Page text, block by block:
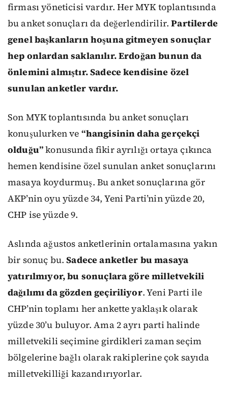
firması yöneticisi vardır. Her MYK toplantısında
bu anket sonuçları da değerlendirilir.Partilerde
genel başkanların hoşuna gitmeyen sonuçlar
hep onlardan saklanılır. Erdoğan bunun da
önlemini almıştır. Sadece kendisine özel
sunulan anketler vardır.
Son MYK toplantısında bu anket sonuçları
konuşulurken ve “hangisinin daha gerçekçi
olduğu”konusunda fikir ayrılığı ortaya çıkınca
hemen kendisine özel sunulan anket sonuçlarını
masaya koydurmuş. Bu anket sonuçlarına gör
AKP’nin oyu yüzde 34, Yeni Parti’nin yüzde 20,
CHP ise yüzde 9.
Aslında ağustos anketlerinin ortalamasına yakın
bir sonuç bu.Sadece anketler bu masaya
yatırılmıyor, bu sonuçlara göre milletvekili
dağılımı da gözden geçiriliyor. Yeni Parti ile
CHP’nin toplamı her ankette yaklaşık olarak
yüzde 30’u buluyor. Ama 2 ayrı parti halinde
milletvekili seçimine girdikleri zaman seçim
bölgelerine bağlı olarak rakiplerine çok sayıda
milletvekilliği kazandırıyorlar.